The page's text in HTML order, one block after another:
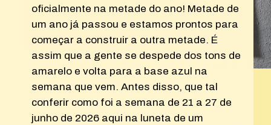
oficialmente na metade do ano! Metade de
um ano já passou e estamos prontos para
começar a construir a outra metade. É
assim que a gente se despede dos tons de
amarelo e volta para a base azul na
semana que vem. Antes disso, que tal
conferir como foi a semana de 21 a 27 de
junho de 2026 aqui na luneta de um